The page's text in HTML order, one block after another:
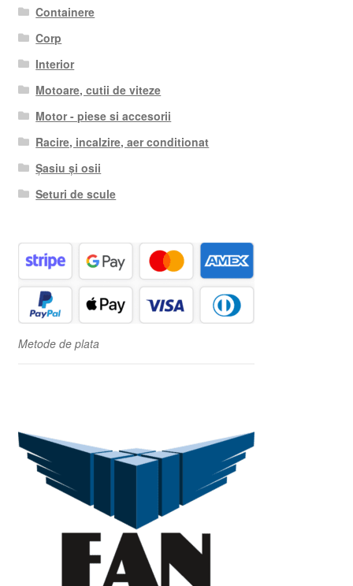
Containere
Corp
Interior
Motoare, cutii de viteze
Motor - piese si accesorii
Racire, incalzire, aer conditionat
Șasiu și osii
Seturi de scule
Metode de plata